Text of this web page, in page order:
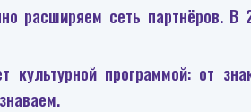
расширяем сеть партнёров. В
культурной программой: от